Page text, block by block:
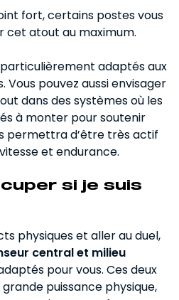
fort, certains postes vous
atout au maximum.
adaptés aux
Vous pouvez aussi envisager
dans des systèmes où les
à monter pour soutenir
permettra d’être très actif
et endurance.
si je suis
physiques et aller au duel,
centralet milieu
pour vous. Ces deux
puissance physique,